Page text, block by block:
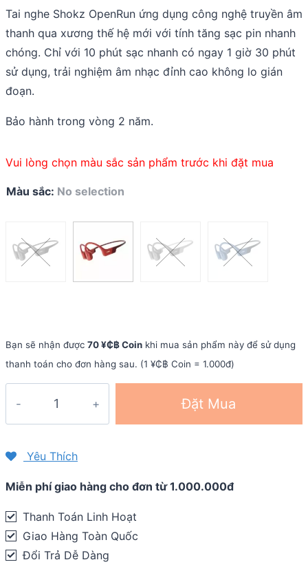
Tai nghe Shokz OpenRun ứng dụng công nghệ truyền âm
thanh qua xương thế hệ mới với tính tăng sạc pin nhanh
chóng. Chỉ với 10 phút sạc nhanh có ngay 1 giờ 30 phút
sử dụng, trải nghiệm âm nhạc đỉnh cao không lo gián
đoạn.
Bảo hành trong vòng 2 năm.
Vui lòng chọn màu sắc sản phẩm trước khi đặt mua
Màu sắc: No selection
Bạn sẽ nhận được 70 ¥₵฿ Coin khi mua sản phẩm này để sử dụng
thanh toán cho đơn hàng sau. (1 ¥₵฿ Coin = 1.000đ)
Ear
OpenRun
quantity
Đặt Mua
Yêu Thích
Miễn phí giao hàng cho đơn từ 1.000.000đ
Thanh Toán Linh Hoạt
Giao Hàng Toàn Quốc
Đổi Trả Dễ Dàng